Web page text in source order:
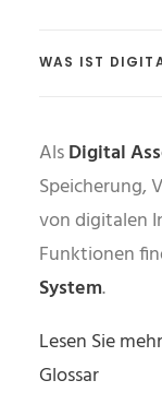
WAS IST
AlsDigital
Speicherung,
von digitalen
Funktionen
System.
Lesen Sie
Glossar